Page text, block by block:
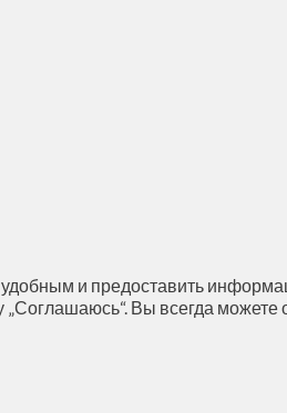
и предоставить
Вы всегда